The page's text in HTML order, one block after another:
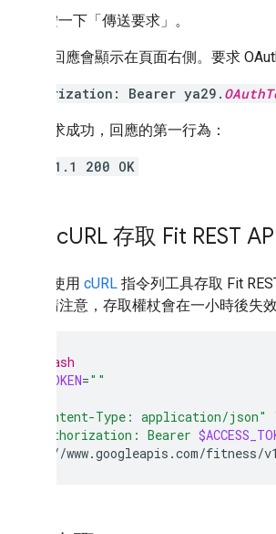
按一下「傳送要求」 。
要求和回應會顯示在頁面右側。要求
Authorization: Bearer ya29.
如果要求成功，回應的第一行為：
HTTP/1.1 200 OK
使用 cURL 存取 Fit REST
您可以使用 cURL 指令列工具存取 Fit
)。 請注意，存取權杖會在一小時後
#!/bin/bash
ACCESS_TOKEN=" "
"Content-Type: application/json"
"Authorization: Bearer
https://www.googleapis.com/fitness/